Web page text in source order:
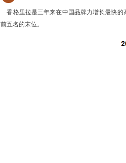
香格里拉是三年来在中国品牌力增长最快的
前五名的末位。